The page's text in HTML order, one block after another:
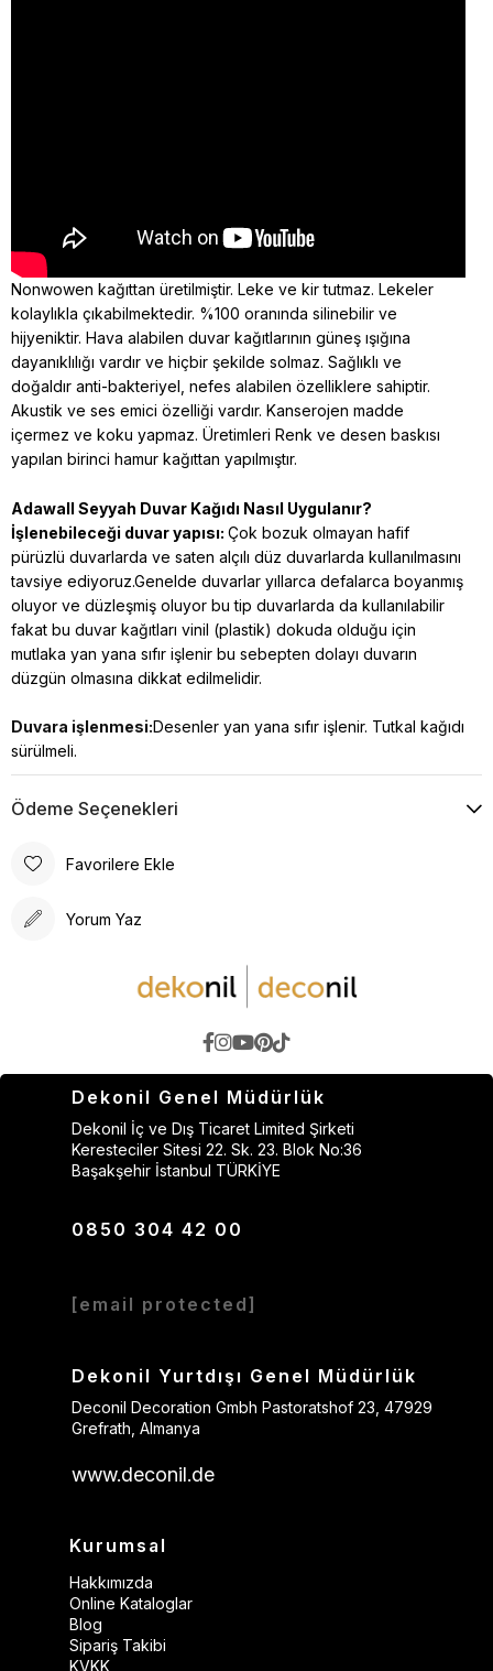
Nonwowen kağıttan üretilmiştir. Leke ve kir tutmaz. Lekeler
kolaylıkla çıkabilmektedir. %100 oranında silinebilir ve
hijyeniktir. Hava alabilen duvar kağıtlarının güneş ışığına
dayanıklılığı vardır ve hiçbir şekilde solmaz. Sağlıklı ve
doğaldır anti-bakteriyel, nefes alabilen özelliklere sahiptir.
Akustik ve ses emici özelliği vardır. Kanserojen madde
içermez ve koku yapmaz. Üretimleri Renk ve desen baskısı
yapılan birinci hamur kağıttan yapılmıştır.
Adawall Seyyah Duvar Kağıdı Nasıl Uygulanır?
İşlenebileceği duvar yapısı: Çok bozuk olmayan hafif
pürüzlü duvarlarda ve saten alçılı düz duvarlarda kullanılmasını
tavsiye ediyoruz.Genelde duvarlar yıllarca defalarca boyanmış
oluyor ve düzleşmiş oluyor bu tip duvarlarda da kullanılabilir
fakat bu duvar kağıtları vinil (plastik) dokuda olduğu için
mutlaka yan yana sıfır işlenir bu sebepten dolayı duvarın
düzgün olmasına dikkat edilmelidir.
Duvara işlenmesi:Desenler yan yana sıfır işlenir. Tutkal kağıdı
sürülmeli.
Ödeme Seçenekleri
Favorilere Ekle
Yorum Yaz
Dekonil Genel Müdürlük
Dekonil İç ve Dış Ticaret Limited Şirketi
Keresteciler Sitesi 22. Sk. 23. Blok No:36
Başakşehir İstanbul TÜRKİYE
0850 304 42 00
[email protected]
Dekonil Yurtdışı Genel Müdürlük
Deconil Decoration Gmbh Pastoratshof 23, 47929
Grefrath, Almanya
www.deconil.de
Kurumsal
Hakkımızda
Online Kataloglar
Blog
Sipariş Takibi
KVKK